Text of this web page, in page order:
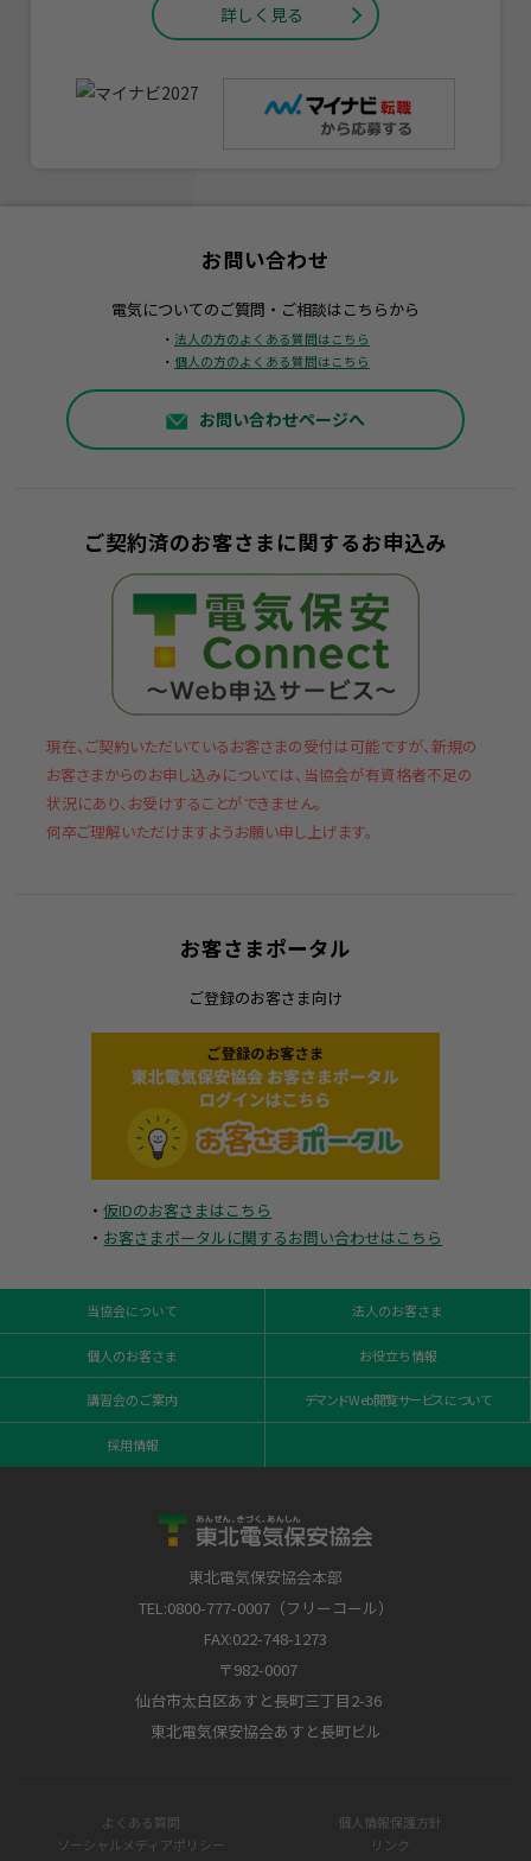
詳しく見る
お問い合わせ
電気についてのご質問・ご相談はこちらから
・ 法人の方のよくある質問はこちら
・ 個人の方のよくある質問はこちら
お問い合わせページへ
ご契約済のお客さまに関するお申込み
現在、ご契約いただいているお客さまの受付は可能ですが、新規の
お客さまからのお申し込みについては、当協会が有資格者不足の
状況にあり、お受けすることができません。
何卒ご理解いただけますようお願い申し上げます。
お客さまポータル
ご登録のお客さま向け
・仮IDのお客さまはこちら
・ お客さまポータルに関するお問い合わせはこちら
当協会について 法人のお客さま
個人のお客さま お役立ち情報
講習会のご案内 デマンドWeb閲覧サービスについて
採用情報
東北電気保安協会本部
TEL:0800-777-0007（フリーコール）
FAX:022-748-1273
〒982-0007
仙台市太白区あすと長町三丁目2-36
東北電気保安協会あすと長町ビル
よくある質問
個人情報保護方針
ソーシャルメディアポリシー
リンク